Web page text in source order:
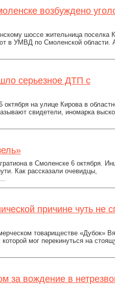
возбуждено
шоссе жительница поселка
в УМВД по Смоленской области.
серьезное ДТП с
на улице Кирова в
свидетели, иномарка
в Смоленске 6 октября.
Как рассказали очевидцы,
причине чуть не
товариществе «Дубок»
которой мог перекинуться на
за вождение в